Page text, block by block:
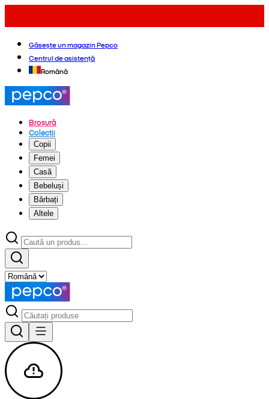
Găsește un magazin Pepco
Centrul de asistență
Română
Broșură
Colecții
Copii
Femei
Casă
Bebeluși
Bărbați
Altele